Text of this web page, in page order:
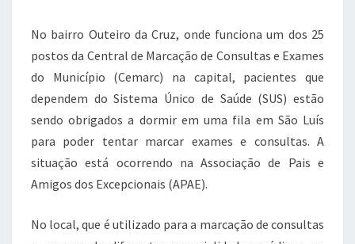
e
b
o
o
k
te
r
s
A
p
p
gr
a
m
No bairro Outeiro da Cruz, onde funciona um dos 25
postos da Central de Marcação de Consultas e Exames
do Município (Cemarc) na capital, pacientes que
dependem do Sistema Único de Saúde (SUS) estão
sendo obrigados a dormir em uma fila em São Luís
para poder tentar marcar exames e consultas. A
situação está ocorrendo na Associação de Pais e
Amigos dos Excepcionais (APAE).
No local, que é utilizado para a marcação de consultas